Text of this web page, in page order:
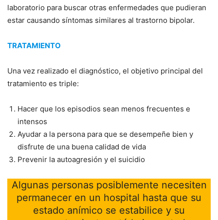
laboratorio para buscar otras enfermedades que pudieran
estar causando síntomas similares al trastorno bipolar.
TRATAMIENTO
Una vez realizado el diagnóstico, el objetivo principal del
tratamiento es triple:
Hacer que los episodios sean menos frecuentes e
intensos
Ayudar a la persona para que se desempeñe bien y
disfrute de una buena calidad de vida
Prevenir la autoagresión y el suicidio
Algunas personas posiblemente necesiten
permanecer en un hospital hasta que su
estado anímico se estabilice y su